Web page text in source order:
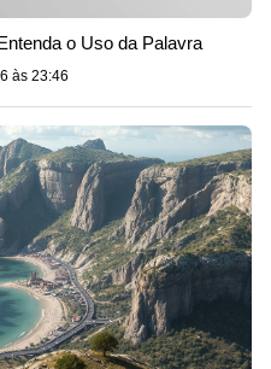
o Uso da Palavra
às 23:46